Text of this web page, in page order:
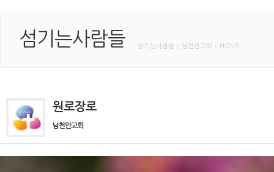
섬기는사람들 섬기는사람들 < 남천안교회 < HOME
원로장로
남천안교회